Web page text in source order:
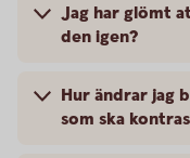
Jag har glömt
den igen?
Hur ändrar jag
som ska